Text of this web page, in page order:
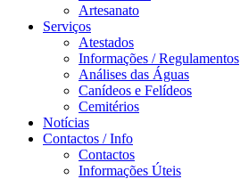
Artesanato
Serviços
Atestados
Informações / Regulamentos
Análises das Águas
Canídeos e Felídeos
Cemitérios
Notícias
Contactos / Info
Contactos
Informações Úteis